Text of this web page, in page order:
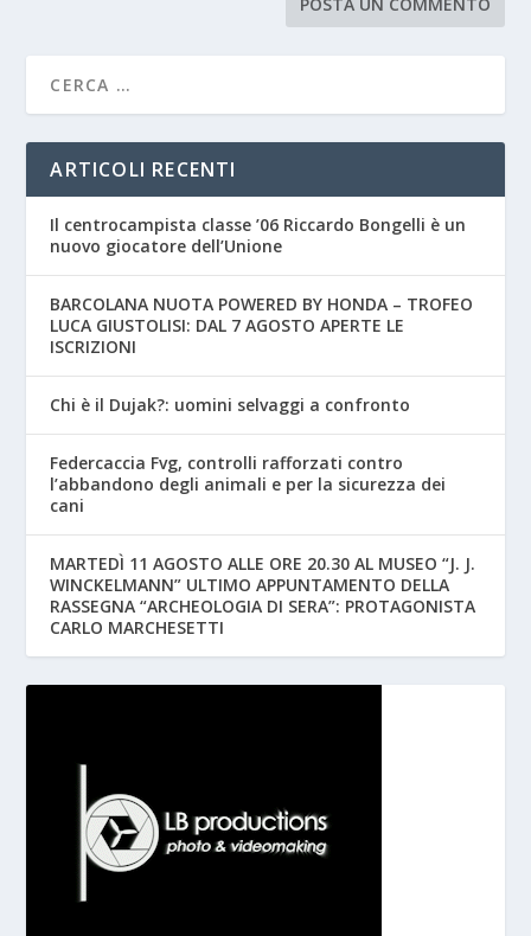
ARTICOLI RECENTI
Il centrocampista classe ’06 Riccardo Bongelli è un
nuovo giocatore dell’Unione
BARCOLANA NUOTA POWERED BY HONDA – TROFEO
LUCA GIUSTOLISI: DAL 7 AGOSTO APERTE LE
ISCRIZIONI
Chi è il Dujak?: uomini selvaggi a confronto
Federcaccia Fvg, controlli rafforzati contro
l’abbandono degli animali e per la sicurezza dei
cani
MARTEDÌ 11 AGOSTO ALLE ORE 20.30 AL MUSEO “J. J.
WINCKELMANN” ULTIMO APPUNTAMENTO DELLA
RASSEGNA “ARCHEOLOGIA DI SERA”: PROTAGONISTA
CARLO MARCHESETTI